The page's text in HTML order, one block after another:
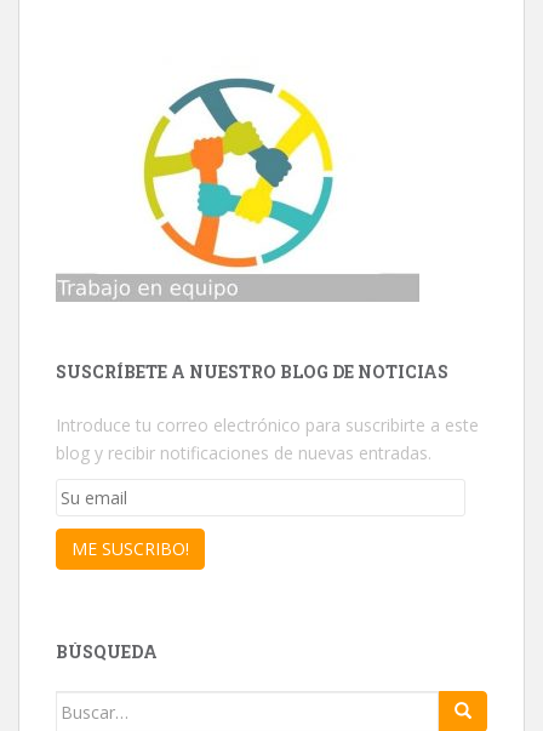
SUSCRÍBETE A NUESTRO BLOG DE NOTICIAS
Introduce tu correo electrónico para suscribirte a este
blog y recibir notificaciones de nuevas entradas.
Su
ME SUSCRIBO!
BÚSQUEDA
Buscar: